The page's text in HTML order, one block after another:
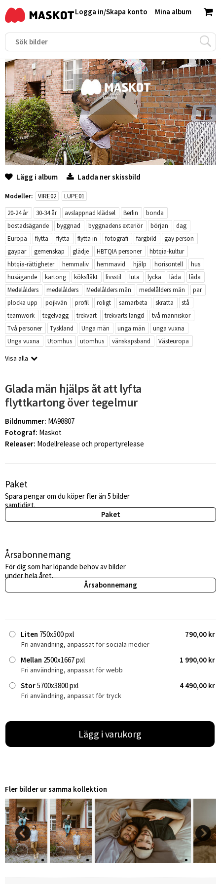
Mina album
Logga in/Skapa konto
Lägg i album Ladda ner skissbild
Modeller: VIRE02
LUPE01
20-24 år
30-34 år avslappnad klädsel Berlin
bonda
bostadsägande
byggnad byggnadens exteriör början
dag
Europa
flytta flytta flytta in fotografi färgbild
gay person
gaypar
gemenskap glädje HBTQIA personer
hbtqia-kultur
hbtqia-rättigheter
hemmaliv hemmavid hjälp horisontell
hus
husägande
kartong köksfläkt livsstil luta lycka låda
låda
Medelålders
medelålders Medelålders män medelålders män
par
plocka upp
pojkvän profil roligt samarbeta skratta
stå
teamwork
tegelvägg trekvart trekvarts längd
två människor
Två personer
Tyskland Unga män unga män
unga vuxna
Unga vuxna
Utomhus utomhus vänskapsband Västeuropa
Visa alla
Glada män hjälps åt att lyfta
flyttkartong över tegelmur
Bildnummer: MA98807
Fotograf: Maskot
Releaser: Modellrelease och propertyrelease
Paket
Spara pengar om du köper fler än 5 bilder
samtidigt.
Paket
Årsabonnemang
För dig som har löpande behov av bilder
under hela året.
Årsabonnemang
Liten 750x500 pxl 790,00 kr
Fri användning, anpassat för sociala medier
Mellan 2500x1667 pxl 1 990,00 kr
Fri användning, anpassat för webb
Stor5700x3800 pxl 4 490,00 kr
Fri användning, anpassat för tryck
Lägg i varukorg
Fler bilder ur samma kollektion